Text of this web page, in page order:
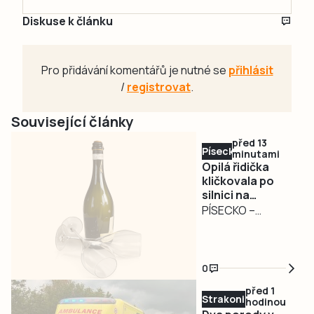
Diskuse k článku
Pro přidávání komentářů je nutné se přihlásit
/registrovat.
Související články
Písecko
před 13
minutami
Opilá řidička
kličkovala po
silnici na
Táborsku.
PÍSECKO –
automobil
zaměstnal ve
středu poledne
0
Strakonicko
před 1
hodinou